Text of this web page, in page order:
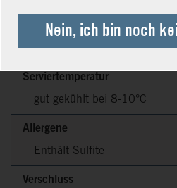
Zutaten
Nährwertangaben
Serviertemperatur
gut gekühlt bei 8-10°C
Allergene
Enthält Sulfite
Verschluss
Nein, ich bin noch